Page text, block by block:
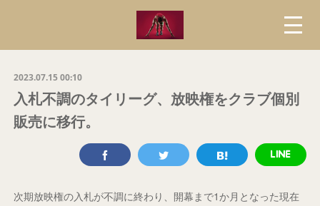
2023.07.15 00:10
入札不調のタイリーグ、放映権をクラブ個別
販売に移行。
次期放映権の入札が不調に終わり、開幕まで1か月となった現在